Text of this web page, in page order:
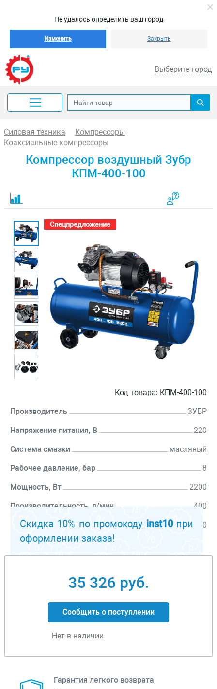
Не удалось определить ваш город
Изменить Закрыть
Выберите город
Силовая техника
Компрессоры
Коаксиальные компрессоры
Компрессор воздушный Зубр
КПМ-400-100
Спецпредложение
Код товара: КПМ-400-100
Производитель ЗУБР
Напряжение питания, В 220
Система смазки масляный
Рабочее давление, бар 8
Мощность, Вт 2200
Производительность, л/мин 400
Объем ресивера, л 100
Перейти к описанию
Скидка 10% по промокоду inst10при
оформлении заказа!
35 326 руб.
Сообщить о поступлении
Нет в наличии
Гарантия легкого возврата